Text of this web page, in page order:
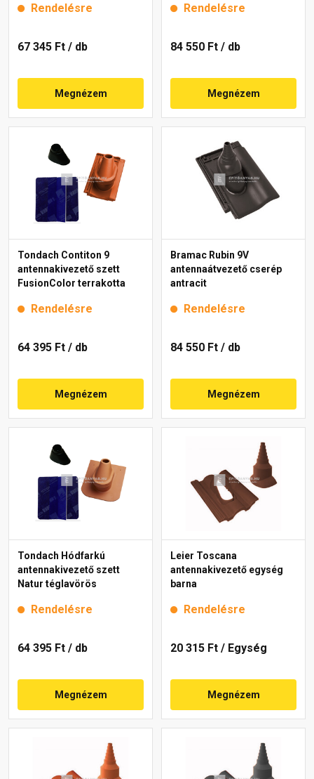
Rendelésre
67 345 Ft / db
Megnézem
Rendelésre
84 550 Ft / db
Megnézem
Tondach Contiton 9
antennakivezető szett
FusionColor terrakotta
Rendelésre
64 395 Ft / db
Megnézem
Bramac Rubin 9V
antennaátvezető cserép
antracit
Rendelésre
84 550 Ft / db
Megnézem
Tondach Hódfarkú
antennakivezető szett
Natur téglavörös
Rendelésre
64 395 Ft / db
Megnézem
Leier Toscana
antennakivezető egység
barna
Rendelésre
20 315 Ft / Egység
Megnézem